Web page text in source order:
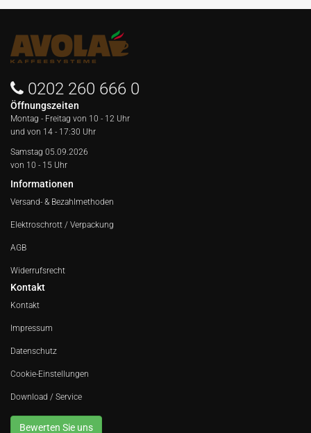
0202 260 666 0
Öffnungszeiten
Montag - Freitag von 10 - 12 Uhr
und von 14 - 17:30 Uhr
Samstag 05.09.2026
von 10 - 15 Uhr
Informationen
Versand- & Bezahlmethoden
Elektroschrott / Verpackung
AGB
Widerrufsrecht
Kontakt
Kontakt
Impressum
Datenschutz
Cookie-Einstellungen
Download / Service
Bewerten Sie uns